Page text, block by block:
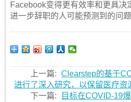
Facebook变得更有效率和更具决
进一步辞职的人可能预测到的问题
上一篇: Clearstep的基于
进行了深入研究，以保留医疗资
下一篇:
目标在COVID-19